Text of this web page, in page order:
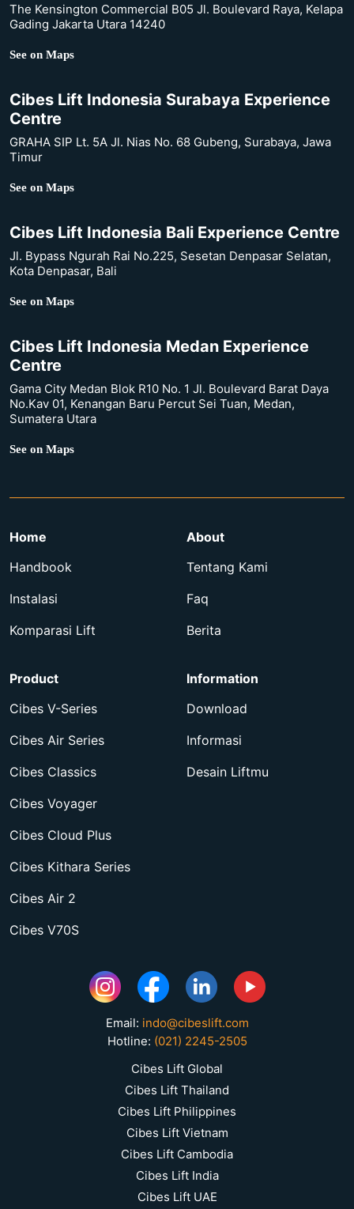
The Kensington Commercial B05 Jl. Boulevard Raya, Kelapa
Gading Jakarta Utara 14240
See on Maps
Cibes Lift Indonesia Surabaya Experience
Centre
GRAHA SIP Lt. 5A Jl. Nias No. 68 Gubeng, Surabaya, Jawa
Timur
See on Maps
Cibes Lift Indonesia Bali Experience Centre
Jl. Bypass Ngurah Rai No.225, Sesetan Denpasar Selatan,
Kota Denpasar, Bali
See on Maps
Cibes Lift Indonesia Medan Experience
Centre
Gama City Medan Blok R10 No. 1 Jl. Boulevard Barat Daya
No.Kav 01, Kenangan Baru Percut Sei Tuan, Medan,
Sumatera Utara
See on Maps
Home
Handbook
Instalasi
Komparasi Lift
About
Tentang Kami
Faq
Berita
Product
Cibes V-Series
Cibes Air Series
Cibes Classics
Cibes Voyager
Cibes Cloud Plus
Cibes Kithara Series
Cibes Air 2
Cibes V70S
Information
Download
Informasi
Desain Liftmu
Email: indo@cibeslift.com
Hotline: (021) 2245-2505
Cibes Lift Global
Cibes Lift Thailand
Cibes Lift Philippines
Cibes Lift Vietnam
Cibes Lift Cambodia
Cibes Lift India
Cibes Lift UAE